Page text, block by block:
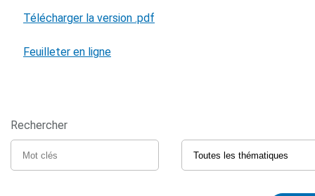
Télécharger la version .pdf
Feuilleter en ligne
Rechercher